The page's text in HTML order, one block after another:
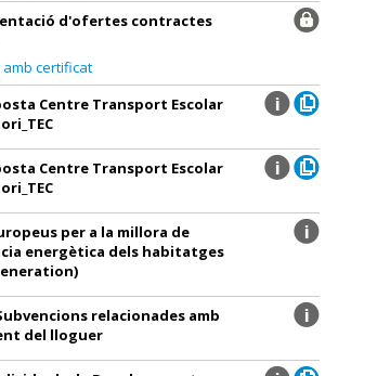
d'ofertes contractes
certificat
Centre Transport Escolar
Centre Transport Escolar
per a la millora de
energètica dels habitatges
relacionades amb
del lloguer